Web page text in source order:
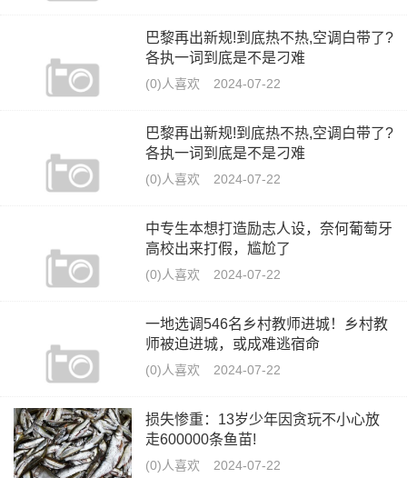
巴黎再出新规!到底热不热,空调白带了?
各执一词到底是不是刁难
(0)人喜欢 2024-07-22
巴黎再出新规!到底热不热,空调白带了?
各执一词到底是不是刁难
(0)人喜欢 2024-07-22
中专生本想打造励志人设，奈何葡萄牙
高校出来打假，尴尬了
(0)人喜欢 2024-07-22
一地选调546名乡村教师进城！乡村教
师被迫进城，或成难逃宿命
(0)人喜欢 2024-07-22
损失惨重：13岁少年因贪玩不小心放
走600000条鱼苗!
(0)人喜欢 2024-07-22